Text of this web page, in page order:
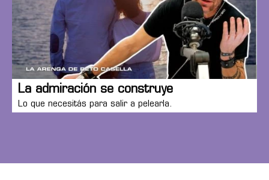
La admiración se construye
Lo que necesitás para salir a pelearla.